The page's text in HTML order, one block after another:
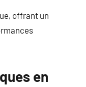
offrant un
en